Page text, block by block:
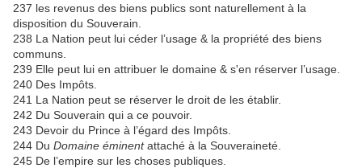
237 les revenus des biens publics sont naturellement à la
disposition du Souverain.
238 La Nation peut lui céder l’usage & la propriété des biens
communs.
239 Elle peut lui en attribuer le domaine & s'en réserver l’usage.
240 Des Impôts.
241 La Nation peut se réserver le droit de les établir.
242 Du Souverain qui a ce pouvoir.
243 Devoir du Prince à l’égard des Impôts.
244 Du Domaine éminentattaché à la Souveraineté.
245 De l’empire sur les choses publiques.